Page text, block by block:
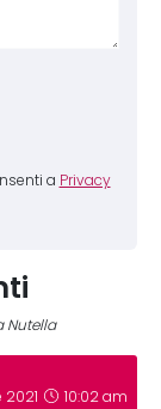
a Privacy
Nutella
2021 10:02 am